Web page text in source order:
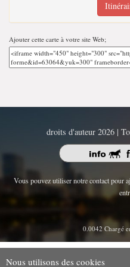
Ajouter cette carte à votre site Web;
droits d'auteur 2026 |
Vous pouvez utiliser notre contact pour
0.0042 Chargé
Nous utilisons des cookies